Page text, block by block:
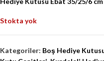
Stokta yok
Kategoriler: Boş Hediye